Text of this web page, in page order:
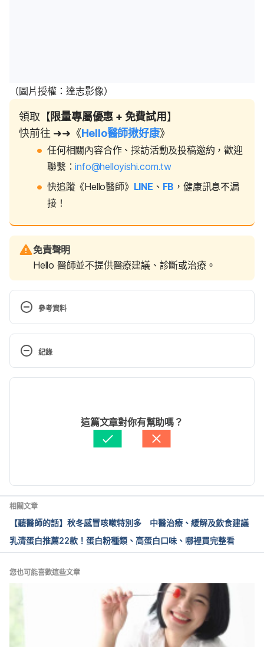
（圖片授權：達志影像）
領取【限量專屬優惠 + 免費試用】
快前往 ➜➜《Hello醫師揪好康》
任何相關內容合作、採訪活動及投稿邀約，歡迎
聯繫：info@helloyishi.com.tw
快追蹤《Hello醫師》 LINE 、 FB ，健康訊息不漏
接！
免責聲明
Hello 醫師並不提供醫療建議、診斷或治療。
參考資料
https://www.nhs.uk/conditions/cough/
April 17, 2023
https://health.clevelandclinic.org/how-to-stop-
coughing-at-night/ Accessed April 17, 2023
Accessed April 17, 2023
https://www3.vghtc.gov.tw:8443/html/images/upim
ages/1729261E346.pdf Accessed April 17, 2023
5. 咳嗽的中醫預防與保健（亞洲大學附屬醫院）
https://auh.org.tw/NewsInfo/HealthEducationInfo?
docid=523 Accessed April 17, 2023
紀錄
曹嘉儀
Hello 醫師
張凱安 Kyle Chang
這篇文章對你有幫助嗎？
相關文章
【聽醫師的話】秋冬感冒咳嗽特別多 中醫治療、緩解及飲食建議
乳清蛋白推薦22款！蛋白粉種類、高蛋白口味、哪裡買完整看
您也可能喜歡這些文章